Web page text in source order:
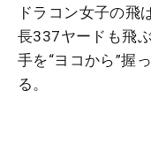
ドラコン女子の飛
長337ヤードも飛
手を“ヨコから”握
る。